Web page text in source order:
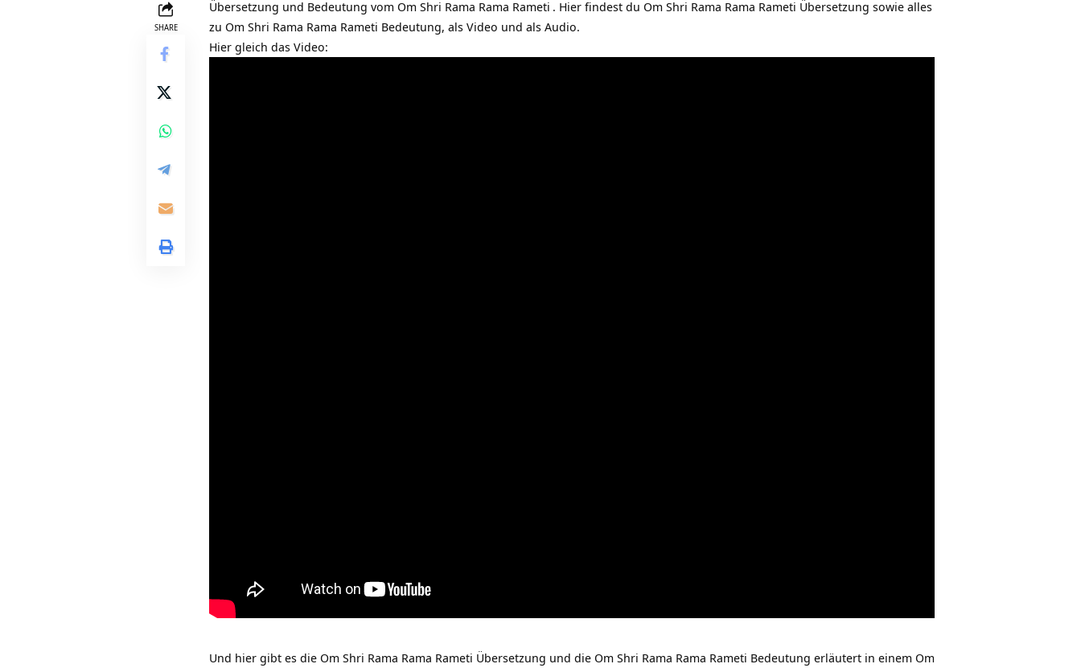
SHARE
Übersetzung und Bedeutung vom Om Shri Rama Rama Rameti . Hier findest du Om Shri Rama Rama Rameti Übersetzung sowie alles
zu Om Shri Rama Rama Rameti Bedeutung, als Video und als Audio.
Hier gleich das Video:
Und hier gibt es die Om Shri Rama Rama Rameti Übersetzung und die Om Shri Rama Rama Rameti Bedeutung erläutert in einem Om